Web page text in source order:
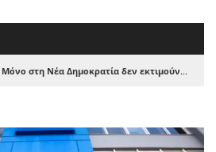
Μόνο στη Νέα Δημοκρατία δεν εκτιμούν την Μαρία Καρυστιανού